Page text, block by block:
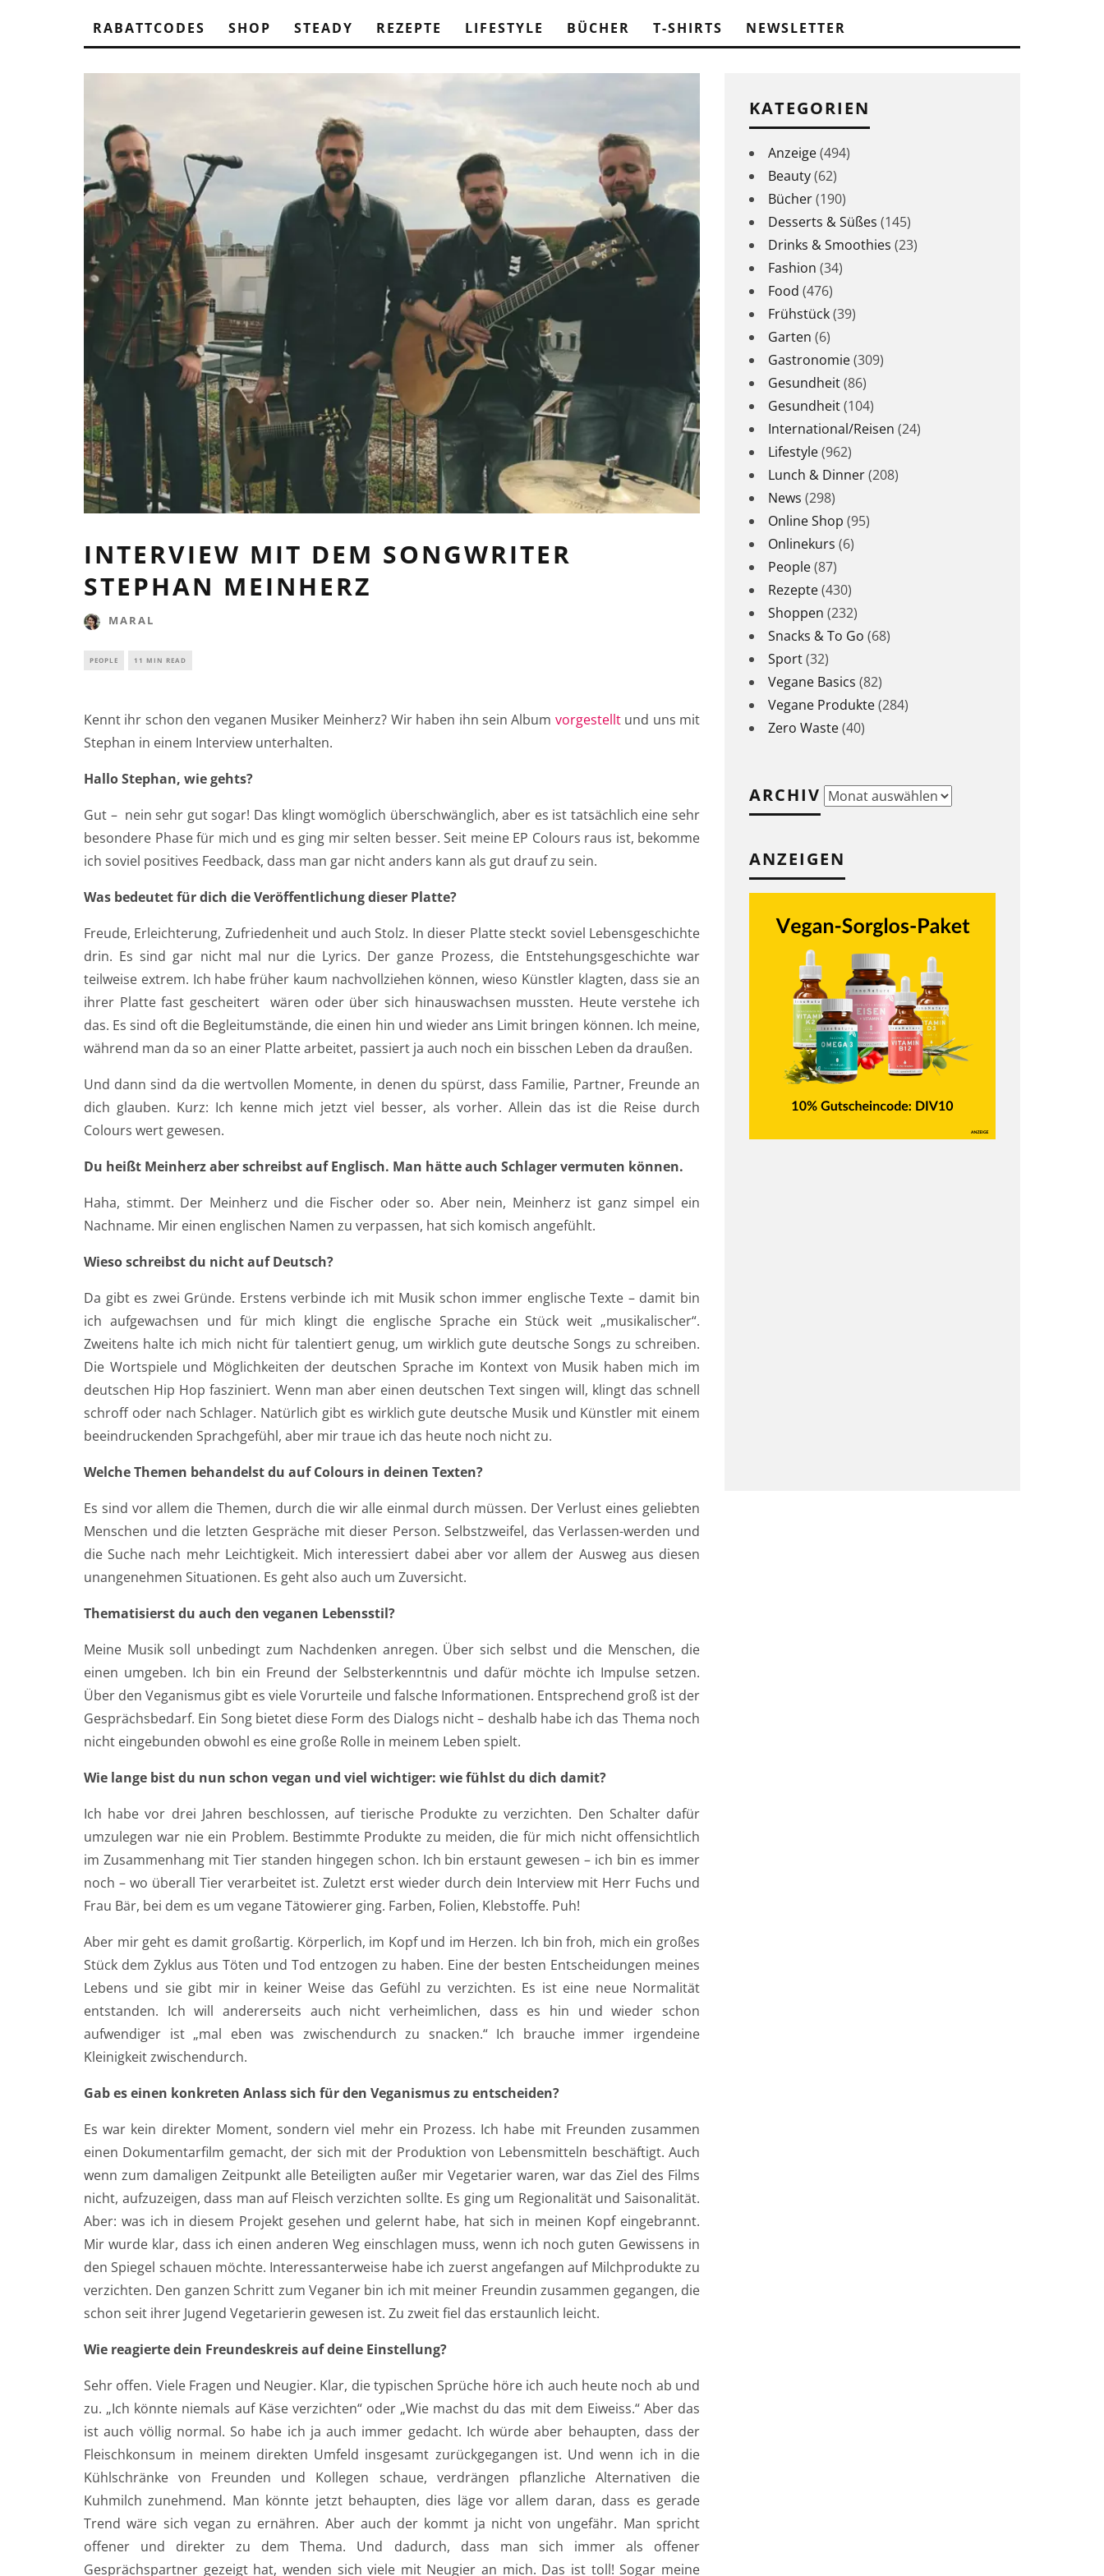
RABATTCODES SHOP STEADY REZEPTE LIFESTYLE BÜCHER T-SHIRTS NEWSLETTER
INTERVIEW MIT DEM SONGWRITER
STEPHAN MEINHERZ
MARAL
PEOPLE 11 MIN READ
Kennt ihr schon den veganen Musiker Meinherz? Wir haben ihn sein Album vorgestellt und uns mit
Stephan in einem Interview unterhalten.
Hallo Stephan, wie gehts?
Gut – nein sehr gut sogar! Das klingt womöglich überschwänglich, aber es ist tatsächlich eine sehr
besondere Phase für mich und es ging mir selten besser. Seit meine EP Colours raus ist, bekomme
ich soviel positives Feedback, dass man gar nicht anders kann als gut drauf zu sein.
Was bedeutet für dich die Veröffentlichung dieser Platte?
Freude, Erleichterung, Zufriedenheit und auch Stolz. In dieser Platte steckt soviel Lebensgeschichte
drin. Es sind gar nicht mal nur die Lyrics. Der ganze Prozess, die Entstehungsgeschichte war
teilweise extrem. Ich habe früher kaum nachvollziehen können, wieso Künstler klagten, dass sie an
ihrer Platte fast gescheitert wären oder über sich hinauswachsen mussten. Heute verstehe ich
das. Es sind oft die Begleitumstände, die einen hin und wieder ans Limit bringen können. Ich meine,
während man da so an einer Platte arbeitet, passiert ja auch noch ein bisschen Leben da draußen.
Und dann sind da die wertvollen Momente, in denen du spürst, dass Familie, Partner, Freunde an
dich glauben. Kurz: Ich kenne mich jetzt viel besser, als vorher. Allein das ist die Reise durch
Colours wert gewesen.
Du heißt Meinherz aber schreibst auf Englisch. Man hätte auch Schlager vermuten können.
Haha, stimmt. Der Meinherz und die Fischer oder so. Aber nein, Meinherz ist ganz simpel ein
Nachname. Mir einen englischen Namen zu verpassen, hat sich komisch angefühlt.
Wieso schreibst du nicht auf Deutsch?
Da gibt es zwei Gründe. Erstens verbinde ich mit Musik schon immer englische Texte – damit bin
ich aufgewachsen und für mich klingt die englische Sprache ein Stück weit „musikalischer“.
Zweitens halte ich mich nicht für talentiert genug, um wirklich gute deutsche Songs zu schreiben.
Die Wortspiele und Möglichkeiten der deutschen Sprache im Kontext von Musik haben mich im
deutschen Hip Hop fasziniert. Wenn man aber einen deutschen Text singen will, klingt das schnell
schroff oder nach Schlager. Natürlich gibt es wirklich gute deutsche Musik und Künstler mit einem
beeindruckenden Sprachgefühl, aber mir traue ich das heute noch nicht zu.
Welche Themen behandelst du auf Colours in deinen Texten?
Es sind vor allem die Themen, durch die wir alle einmal durch müssen. Der Verlust eines geliebten
Menschen und die letzten Gespräche mit dieser Person. Selbstzweifel, das Verlassen-werden und
die Suche nach mehr Leichtigkeit. Mich interessiert dabei aber vor allem der Ausweg aus diesen
unangenehmen Situationen. Es geht also auch um Zuversicht.
Thematisierst du auch den veganen Lebensstil?
Meine Musik soll unbedingt zum Nachdenken anregen. Über sich selbst und die Menschen, die
einen umgeben. Ich bin ein Freund der Selbsterkenntnis und dafür möchte ich Impulse setzen.
Über den Veganismus gibt es viele Vorurteile und falsche Informationen. Entsprechend groß ist der
Gesprächsbedarf. Ein Song bietet diese Form des Dialogs nicht – deshalb habe ich das Thema noch
nicht eingebunden obwohl es eine große Rolle in meinem Leben spielt.
Wie lange bist du nun schon vegan und viel wichtiger: wie fühlst du dich damit?
Ich habe vor drei Jahren beschlossen, auf tierische Produkte zu verzichten. Den Schalter dafür
umzulegen war nie ein Problem. Bestimmte Produkte zu meiden, die für mich nicht offensichtlich
im Zusammenhang mit Tier standen hingegen schon. Ich bin erstaunt gewesen – ich bin es immer
noch – wo überall Tier verarbeitet ist. Zuletzt erst wieder durch dein Interview mit Herr Fuchs und
Frau Bär, bei dem es um vegane Tätowierer ging. Farben, Folien, Klebstoffe. Puh!
Aber mir geht es damit großartig. Körperlich, im Kopf und im Herzen. Ich bin froh, mich ein großes
Stück dem Zyklus aus Töten und Tod entzogen zu haben. Eine der besten Entscheidungen meines
Lebens und sie gibt mir in keiner Weise das Gefühl zu verzichten. Es ist eine neue Normalität
entstanden. Ich will andererseits auch nicht verheimlichen, dass es hin und wieder schon
aufwendiger ist „mal eben was zwischendurch zu snacken.“ Ich brauche immer irgendeine
Kleinigkeit zwischendurch.
Gab es einen konkreten Anlass sich für den Veganismus zu entscheiden?
Es war kein direkter Moment, sondern viel mehr ein Prozess. Ich habe mit Freunden zusammen
einen Dokumentarfilm gemacht, der sich mit der Produktion von Lebensmitteln beschäftigt. Auch
wenn zum damaligen Zeitpunkt alle Beteiligten außer mir Vegetarier waren, war das Ziel des Films
nicht, aufzuzeigen, dass man auf Fleisch verzichten sollte. Es ging um Regionalität und Saisonalität.
Aber: was ich in diesem Projekt gesehen und gelernt habe, hat sich in meinen Kopf eingebrannt.
Mir wurde klar, dass ich einen anderen Weg einschlagen muss, wenn ich noch guten Gewissens in
den Spiegel schauen möchte. Interessanterweise habe ich zuerst angefangen auf Milchprodukte zu
verzichten. Den ganzen Schritt zum Veganer bin ich mit meiner Freundin zusammen gegangen, die
schon seit ihrer Jugend Vegetarierin gewesen ist. Zu zweit fiel das erstaunlich leicht.
Wie reagierte dein Freundeskreis auf deine Einstellung?
Sehr offen. Viele Fragen und Neugier. Klar, die typischen Sprüche höre ich auch heute noch ab und
zu. „Ich könnte niemals auf Käse verzichten“ oder „Wie machst du das mit dem Eiweiss.“ Aber das
ist auch völlig normal. So habe ich ja auch immer gedacht. Ich würde aber behaupten, dass der
Fleischkonsum in meinem direkten Umfeld insgesamt zurückgegangen ist. Und wenn ich in die
Kühlschränke von Freunden und Kollegen schaue, verdrängen pflanzliche Alternativen die
Kuhmilch zunehmend. Man könnte jetzt behaupten, dies läge vor allem daran, dass es gerade
Trend wäre sich vegan zu ernähren. Aber auch der kommt ja nicht von ungefähr. Man spricht
offener und direkter zu dem Thema. Und dadurch, dass man sich immer als offener
Gesprächspartner gezeigt hat, wenden sich viele mit Neugier an mich. Das ist toll! Sogar meine
KATEGORIEN
Anzeige(494)
Beauty(62)
Bücher(190)
Desserts & Süßes (145)
Drinks & Smoothies (23)
Fashion (34)
Food (476)
Frühstück(39)
Garten (6)
Gastronomie(309)
Gesundheit(86)
Gesundheit(104)
International/Reisen (24)
Lifestyle(962)
Lunch & Dinner(208)
News (298)
Online Shop (95)
Onlinekurs (6)
People(87)
Rezepte(430)
Shoppen (232)
Snacks & To Go (68)
Sport(32)
Vegane Basics (82)
Vegane Produkte(284)
Zero Waste(40)
ARCHIV Archiv
ANZEIGEN